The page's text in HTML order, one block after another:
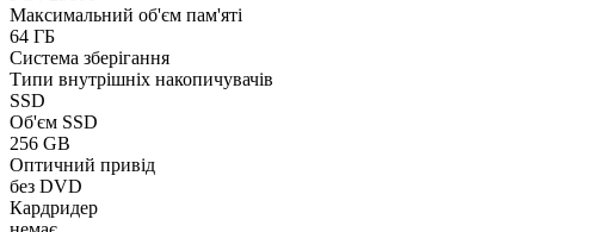
Максимальний об'єм пам'яті
64 ГБ
Система зберігання
Типи внутрішніх накопичувачів
SSD
Об'єм SSD
256 GB
Оптичний привід
без DVD
Кардридер